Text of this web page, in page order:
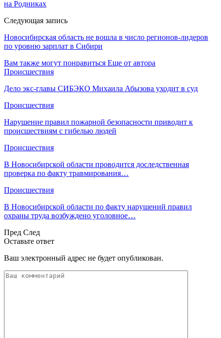
на Родниках
Следующая запись
Новосибирская область не вошла в число регионов-лидеров
по уровню зарплат в Сибири
Вам также могут понравиться Еще от автора
Происшествия
Дело экс-главы СИБЭКО Михаила Абызова уходит в суд
Происшествия
Нарушение правил пожарной безопасности приводит к
происшествиям с гибелью людей
Происшествия
В Новосибирской области проводится доследственная
проверка по факту травмирования…
Происшествия
В Новосибирской области по факту нарушений правил
охраны труда возбуждено уголовное…
Пред След
Оставьте ответ
Ваш электронный адрес не будет опубликован.